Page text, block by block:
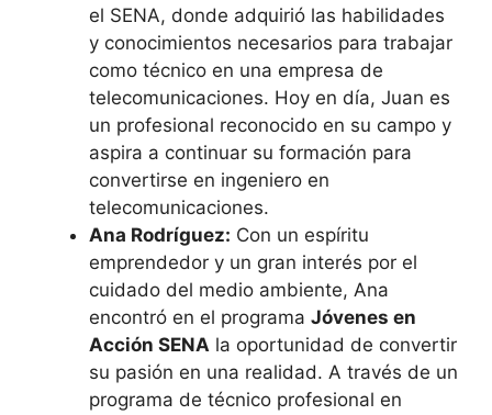
el SENA, donde adquirió las habilidades
y conocimientos necesarios para trabajar
como técnico en una empresa de
telecomunicaciones. Hoy en día, Juan es
un profesional reconocido en su campo y
aspira a continuar su formación para
convertirse en ingeniero en
telecomunicaciones.
Ana Rodríguez: Con un espíritu
emprendedor y un gran interés por el
cuidado del medio ambiente, Ana
encontró en el programa Jóvenes en
Acción SENA la oportunidad de convertir
su pasión en una realidad. A través de un
programa de técnico profesional en